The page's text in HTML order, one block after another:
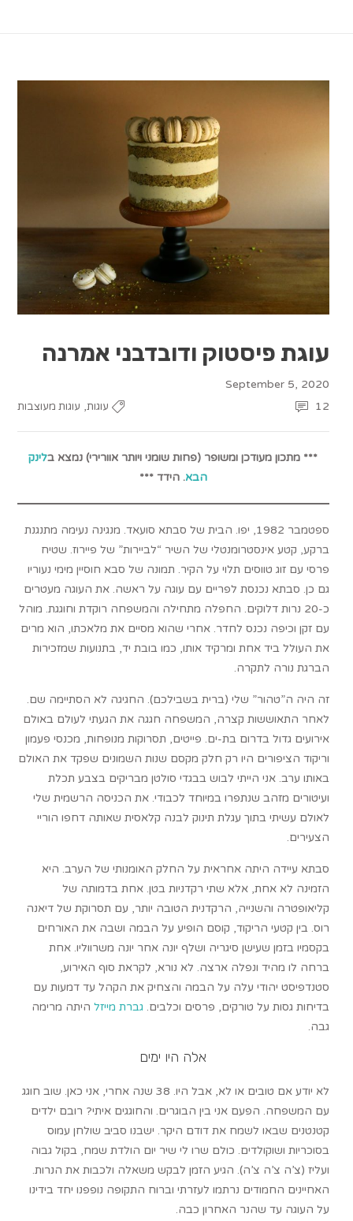
עוגת פיסטוק ודובדבני אמרנה
September 5, 2020
עוגות, עוגות מעוצבות 12
*** מתכון מעודכן ומשופר (פחות שומני ויותר אוורירי) נמצא בלינק
הבא. הידד ***
ספטמבר 1982, יפו. הבית של סבתא סועאד. מנגינה נעימה מתנגנת
ברקע, קטע אינסטרומנטלי של השיר “לביירות” של פיירוז. שטיח
פרסי עם זוג טווסים תלוי על הקיר. תמונה של סבא חוסיין מימי נעוריו
גם כן. סבתא נכנסת לפריים עם עוגה על ראשה. את העוגה מעטרים
כ-20 נרות דלוקים. החפלה מתחילה והמשפחה רוקדת וחוגגת. מוהל
עם זקן וכיפה נכנס לחדר. אחרי שהוא מסיים את מלאכתו, הוא מרים
את העולל ביד אחת ומרקיד אותו, כמו בובת יד, בתנועות שמזכירות
הברגת נורה לתקרה.
זה היה ה”טהור” שלי (ברית בשבילכם). החגיגה לא הסתיימה שם.
לאחר התאוששות קצרה, המשפחה חגגה את הגעתי לעולם באולם
אירועים גדול בדרום בת-ים. פייטים, תסרוקות מנופחות, מכנסי פעמון
וריקוד הציפורים היו רק חלק מקסם שנות השמונים שפקד את האולם
באותו ערב. אני הייתי לבוש בבגדי סולטן מבריקים בצבע תכלת
ועיטורים מזהב שנתפרו במיוחד לכבודי. את הכניסה הרשמית שלי
לאולם עשיתי בתוך עגלת תינוק לבנה קלאסית שאותה דחפו הוריי
הצעירים.
סבתא עיידה היתה אחראית על החלק האומנותי של הערב. היא
הזמינה לא אחת, אלא שתי רקדניות בטן. אחת בדמותה של
קליאופטרה והשנייה, הרקדנית הטובה יותר, עם תסרוקת של דיאנה
רוס. בין קטעי הריקוד, קוסם הופיע על הבמה ושבה את האורחים
בקסמיו בזמן שעישן סיגריה ושלף יונה אחר יונה משרווליו. אחת
ברחה לו מהיד ונפלה ארצה. לא נורא, לקראת סוף האירוע,
סטנדפיסט יהודי עלה על הבמה והצחיק את הקהל עד דמעות עם
בדיחות גסות על טורקים, פרסים וכלבים. גברת מייזל היתה מרימה
גבה.
אלה היו ימים
לא יודע אם טובים או לא, אבל היו. 38 שנה אחרי, אני כאן. שוב חוגג
עם המשפחה. הפעם אני בין הבוגרים. והחוגגים איתי? רובם ילדים
קטנטנים שבאו לשמח את דודם היקר. ישבנו סביב שולחן עמוס
בסוכריות ושוקולדים. כולם שרו לי שיר יום הולדת שמח, בקול גבוה
ועליז (צ’ה צ’ה צ’ה). הגיע הזמן לבקש משאלה ולכבות את הנרות.
האחיינים החמודים נרתמו לעזרתי וברוח התקופה נופפנו יחד בידינו
על העוגה עד שהנר האחרון כבה.